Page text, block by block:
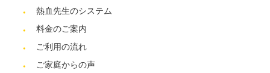
熱血先生のシステム
料金のご案内
ご利用の流れ
ご家庭からの声